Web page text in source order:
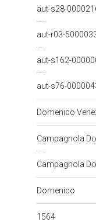
aut-s28-
aut-r03-
aut-s162-
aut-s76-
Domenico
Campagnola
Campagnola
Domenico
1564